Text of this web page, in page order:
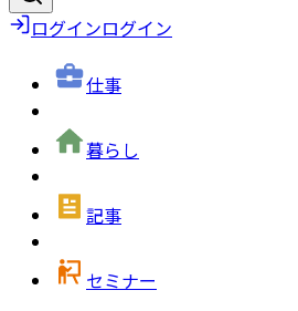
ログインログイン
仕事
暮らし
記事
セミナー